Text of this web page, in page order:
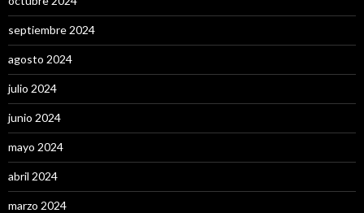
septiembre 2024
agosto 2024
julio 2024
junio 2024
mayo 2024
abril 2024
marzo 2024